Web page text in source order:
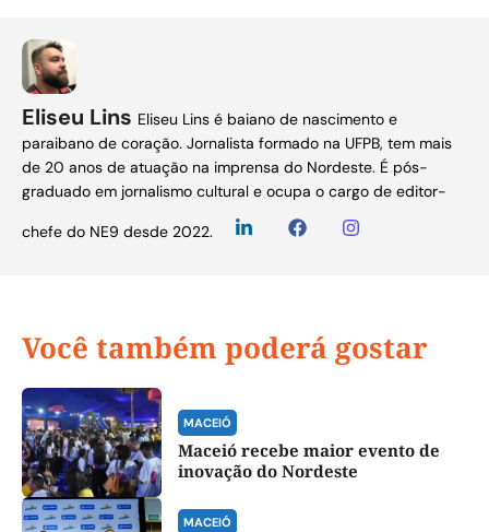
Eliseu Lins Eliseu Lins é baiano de nascimento e
paraibano de coração. Jornalista formado na UFPB, tem mais
de 20 anos de atuação na imprensa do Nordeste. É pós-
graduado em jornalismo cultural e ocupa o cargo de editor-
chefe do NE9 desde 2022.
Você também poderá gostar
MACEIÓ
Maceió recebe maior evento de
inovação do Nordeste
MACEIÓ